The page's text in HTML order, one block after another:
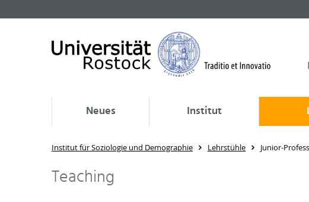
Neues Institut
Institut für Soziologie und Demographie Lehrstühle Junior-
Teaching